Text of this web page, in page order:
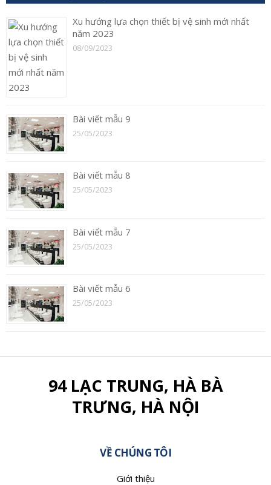
Xu hướng lựa chọn thiết bị vệ sinh mới nhất
năm 2023
08/09/2023
Bài viết mẫu 9
25/05/2023
Bài viết mẫu 8
25/05/2023
Bài viết mẫu 7
25/05/2023
Bài viết mẫu 6
25/05/2023
94 LẠC TRUNG, HÀ BÀ
TRƯNG, HÀ NỘI
VỀ CHÚNG TÔI
Giới thiệu